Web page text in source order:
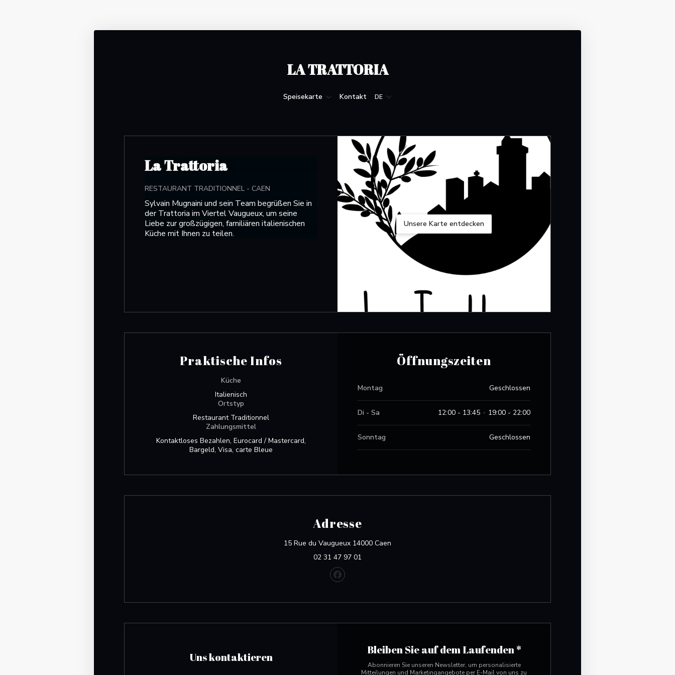
LA TRATTORIA
Speisekarte Kontakt DE
La Trattoria
RESTAURANT TRADITIONNEL - CAEN
Sylvain Mugnaini und sein Team begrüßen Sie in
der Trattoria im Viertel Vaugueux, um seine
Liebe zur großzügigen, familiären italienischen
Küche mit Ihnen zu teilen.
Unsere Karte entdecken
Praktische Infos
Küche
Italienisch
Ortstyp
Restaurant Traditionnel
Zahlungsmittel
Kontaktloses Bezahlen, Eurocard / Mastercard,
Bargeld, Visa, carte Bleue
Öffnungszeiten
Montag Geschlossen
Di - Sa 12:00 - 13:45 • 19:00 - 22:00
Sonntag Geschlossen
Adresse
15 Rue du Vaugueux 14000 Caen
02 31 47 97 01
Facebook ((öffnet ein neues Fenster))
Uns kontaktieren
Bleiben Sie auf dem Laufenden*
Abonnieren Sie unseren Newsletter, um personalisierte
Mitteilungen und Marketingangebote per E-Mail von uns zu
La Trattoria